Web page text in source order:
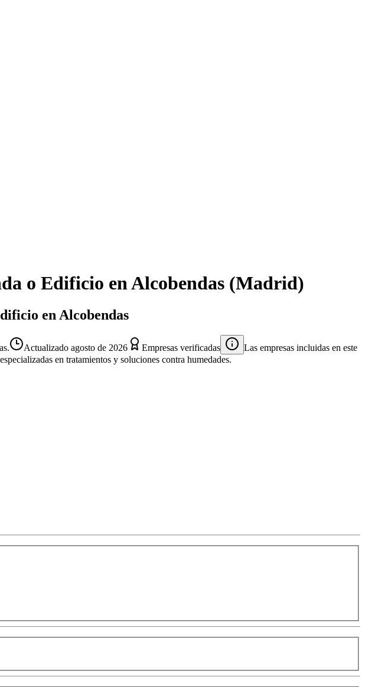
o Edificio enAlcobendas (Madrid)
en Alcobendas
Actualizado agosto de 2026 Empresas verificadas
Las empresas incluidas en este
en tratamientos y soluciones contra humedades.